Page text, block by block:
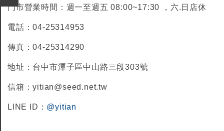
門市營業時間：週一至週五 08:00~17:30 ，六.日店休
電話：04-25314953
傳真：04-25314290
地址：台中市潭子區中山路三段303號
信箱：yitian@seed.net.tw
LINE ID： @yitian